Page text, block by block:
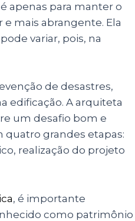
apenas para manter o
mais abrangente. Ela
variar, pois, na
de desastres,
edificação. A arquiteta
um desafio bom e
quatro grandes etapas:
realização do projeto
, é importante
como patrimônio